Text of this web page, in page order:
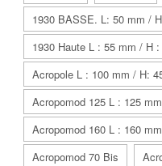
1930 BASSE. L: 50 mm /
1930 Haute L : 55 mm / H
Acropole L : 100 mm / H:
Acropomod 125 L : 125
Acropomod 160 L : 160
Acropomod 70 Bis